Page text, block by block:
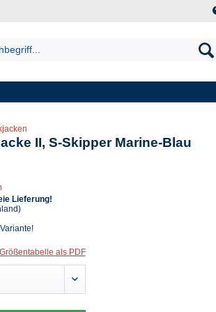
II, S-Skipper Marine-Blau
Lieferung!
als PDF